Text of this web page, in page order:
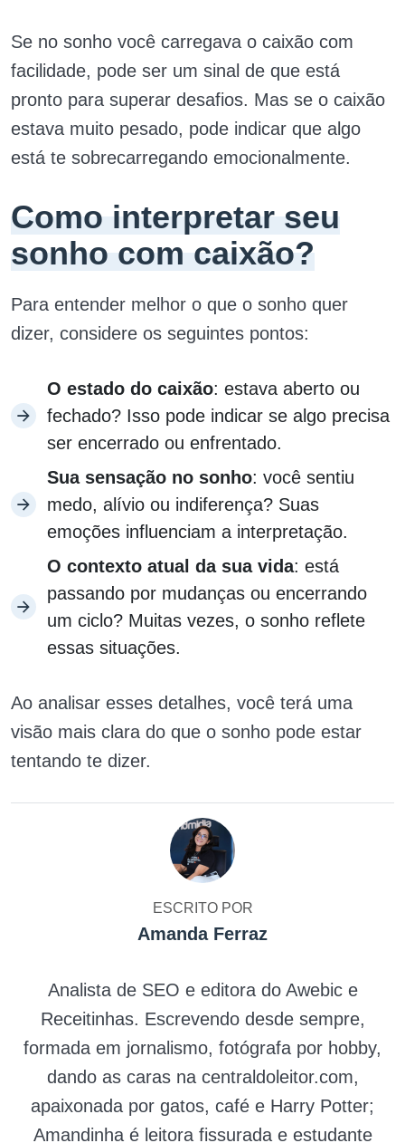
Se no sonho você carregava o caixão com
facilidade, pode ser um sinal de que está
pronto para superar desafios. Mas se o caixão
estava muito pesado, pode indicar que algo
está te sobrecarregando emocionalmente.
Como interpretar seu
sonho com caixão?
Para entender melhor o que o sonho quer
dizer, considere os seguintes pontos:
O estado do caixão: estava aberto ou
fechado? Isso pode indicar se algo precisa
ser encerrado ou enfrentado.
Sua sensação no sonho: você sentiu
medo, alívio ou indiferença? Suas
emoções influenciam a interpretação.
O contexto atual da sua vida: está
passando por mudanças ou encerrando
um ciclo? Muitas vezes, o sonho reflete
essas situações.
Ao analisar esses detalhes, você terá uma
visão mais clara do que o sonho pode estar
tentando te dizer.
ESCRITO POR
Amanda Ferraz
Analista de SEO e editora do Awebic e
Receitinhas. Escrevendo desde sempre,
formada em jornalismo, fotógrafa por hobby,
dando as caras na centraldoleitor.com,
apaixonada por gatos, café e Harry Potter;
Amandinha é leitora fissurada e estudante